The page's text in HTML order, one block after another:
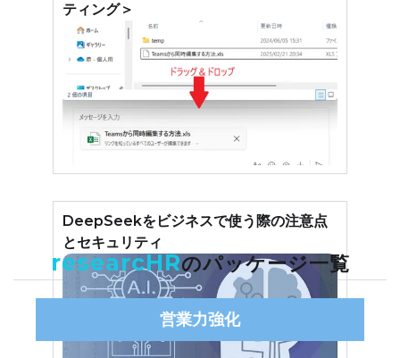
ティング＞
DeepSeekをビジネスで使う際の注意点
とセキュリティ
researcHRのパッケージ一覧
営業力強化